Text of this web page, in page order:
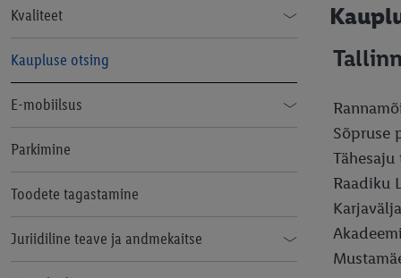
Kinkekaartide tellimine juriidilistele
isikutele
Kvaliteet
Tööstuskaupade kvaliteedimärgid
Kaupluse otsing
E-mobiilsus
Elektrisõidukite laadimise tingimused
Parkimine
Toodete tagastamine
Juriidiline teave ja andmekaitse
Tallinn
Sõpruse
Tähesaju
Raadiku